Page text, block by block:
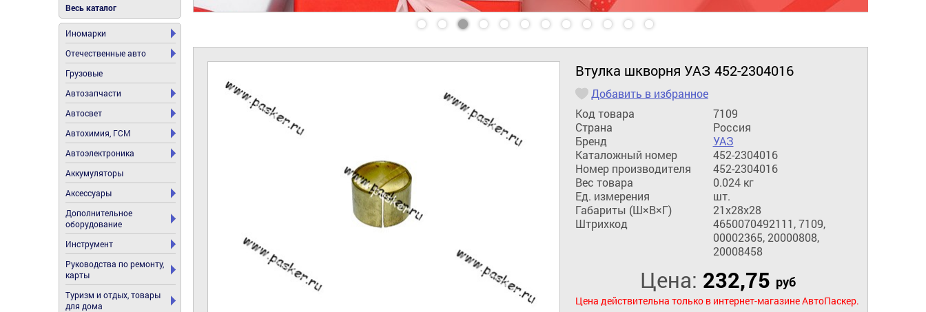
Весь каталог
Иномарки
Отечественные авто
Грузовые
Автозапчасти
Автосвет
Автохимия, ГСМ
Автоэлектроника
Аккумуляторы
Аксессуары
Дополнительное
оборудование
Инструмент
Руководства по ремонту,
карты
Туризм и отдых, товары
для дома
Втулка шкворня УАЗ 452-2304016
Добавить в избранное
Код товара
7109
Страна
Россия
Бренд
УАЗ
Каталожный номер
452-2304016
Номер производителя
452-2304016
Вес товара
0.024 кг
Ед. измерения
шт.
Габариты (Ш×В×Г)
21x28x28
Штрихкод
4650070492111, 7109,
00002365, 20000808,
20008458
Цена: 232,75 руб
Цена действительна только в интернет-магазине АвтоПаскер.